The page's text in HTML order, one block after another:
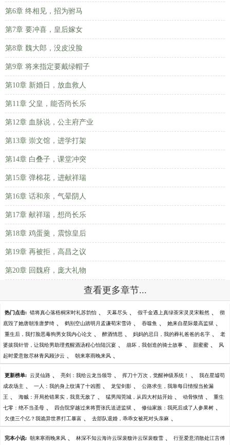
第6章 终相见，招为驸马
第7章 要冲喜，皇后嫁女
第8章 魏大郎，没皮没脸
第9章 将来指定要戴绿帽子
第10章 新婚日，放血救人
第11章 父皇，能否尚长乐
第12章 血脉说，公主府产业
第13章 崇文馆，进学打架
第14章 白叠子，课堂冲突
第15章 弹棉花，进献祥瑞
第16章 话和亲，气晕阴人
第17章 献祥瑞，想尚长乐
第18章 鸡蛋羹，震惊皇后
第19章 再被拒，高昌之议
第20章 回魏府，庞大礼物
查看更多章节...
热门点击: 错将真心落梧桐宋时礼苏韵怡 、 天幕尽头 、 假千金遇上真绿茶宋灵灵宋毅然 、 彻
底毁了她唐朝淮唐梦绮 、 鹤别空山踏明月孟谦荀宋雪诗 、 吞噬鱼 、 她来自星际最高监狱 、
重生后，我打脸恶毒狗男女我内心论文 、 醉酒情思 、 妈妈的忌日，我的葬礼爸爸的名字 、 老
婆拔我针管，让我给男助理煮醒酒汤程心怡陆沉宴 、 崩坏，我创造的骑士故事 、 甜蜜蜜 、 风
起时爱意散尽林青风顾汐云 、 朝来寒雨晚来风 、
更新榜单: 云灵仙路 、 亮剑：我给云龙当领导 、 挥刀十万次，觉醒神级系统！ 、 我在星墟苟
成农场主 、 一人：我的身上纹满了十凶图 、 龙玺剑影 、 公路求生，我靠每日情报当捡漏
王 、 海贼：开局抢错果实，我竟无敌了 、 猛男闯莞城，从四大村姑开始 、 动骨恢情 、 重生
七零：绝不当圣母 、 四合院穿越过来将贾张氏送进监狱 、 修仙家族：我死后成了人参果树 、
欠债三个亿？我诡异世界打工暴富 、 去部队退婚，乖乖女被死对头亲麻 、
完本小说: 朝来寒雨晚来风 、 林深不知云海许云琛裴馥许云琛裴馥雪 、 行至爱意消散处江言傅